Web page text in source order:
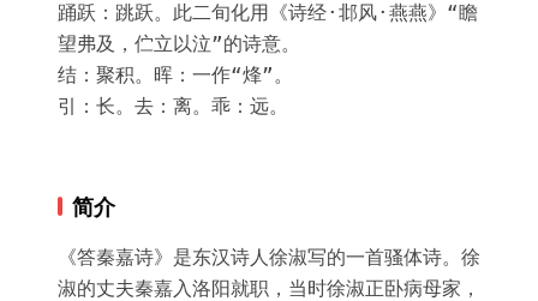
踊跃：跳跃。此二旬化用《诗经·邶风·燕燕》“瞻
望弗及，伫立以泣”的诗意。
结：聚积。晖：一作“烽”。
引：长。去：离。乖：远。
简介
《答秦嘉诗》是东汉诗人徐淑写的一首骚体诗。徐
淑的丈夫秦嘉入洛阳就职，当时徐淑正卧病母家，